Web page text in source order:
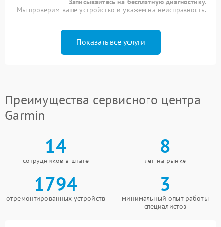
Записывайтесь на бесплатную диагностику.
Мы проверим ваше устройство и укажем на неисправность.
Показать все услуги
Преимущества сервисного центра
Garmin
14
сотрудников в штате
8
лет на рынке
1794
отремонтированных устройств
3
минимальный опыт работы
специалистов